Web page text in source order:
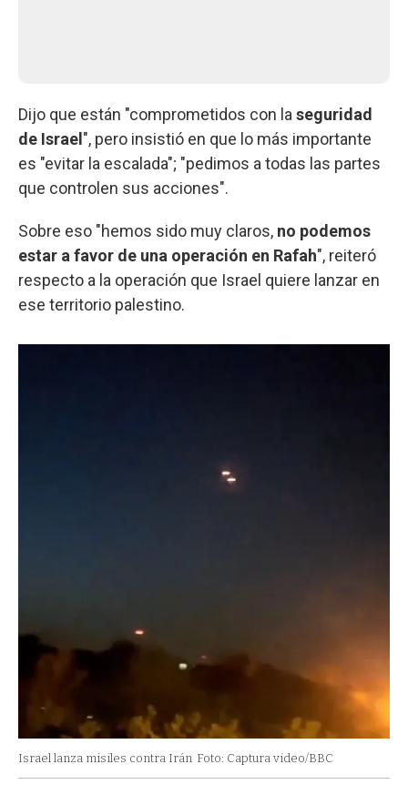
Dijo que están "comprometidos con la seguridad
de Israel ", pero insistió en que lo más importante
es "evitar la escalada"; "pedimos a todas las partes
que controlen sus acciones".
Sobre eso "hemos sido muy claros, no podemos
estar a favor de una operación en Rafah", reiteró
respecto a la operación que Israel quiere lanzar en
ese territorio palestino.
Israel lanza misiles contra Irán Foto: Captura video/BBC